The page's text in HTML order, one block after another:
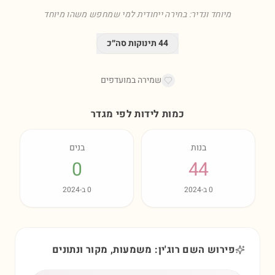
מיוחד ונדיר: בחירה ייחודית למי שמחפש משהו מיוחד
44תינוקות סה״כ
שמירה במועדפים
כמות לידות לפי מגדר
בנות
44
0ב-2024
בנים
0
0ב-2024
פירוש השם רוג'ין: משמעות, מקור ונתונים